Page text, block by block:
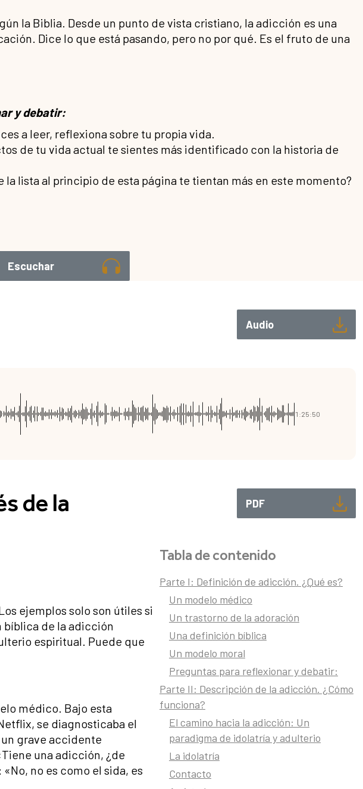
la Biblia. Desde un punto de vista cristiano, la adicción es una
Dice lo que está pasando, pero no por qué. Es el fruto de una
y debatir:
a leer, reflexiona sobre tu propia vida.
de tu vida actual te sientes más identificado con la historia de
la lista al principio de esta página te tientan más en este momento?
Escuchar
Audio
1:25:50
de la
ejemplos solo son útiles si
de la adicción
espiritual. Puede que
médico. Bajo esta
se diagnosticaba el
grave accidente
una adicción, ¿de
no es como el sida, es
PDF
Tabla de contenido
Parte I: Definición de adicción. ¿Qué es?
Un modelo médico
Un trastorno de la adoración
Una definición bíblica
Un modelo moral
Preguntas para reflexionar y debatir:
Parte II: Descripción de la adicción. ¿Cómo
funciona?
El camino hacia la adicción: Un
paradigma de idolatría y adulterio
La idolatría
Contacto